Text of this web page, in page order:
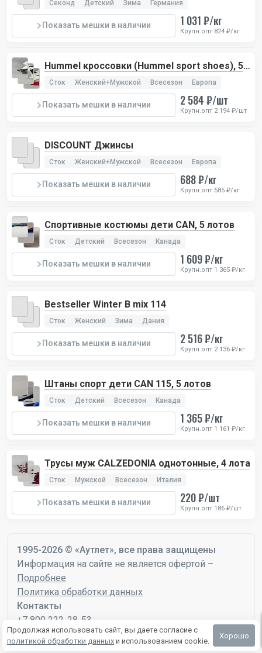
Секонд Детский Зима Германия
Показать мешки в наличии 1 031 ₽/кг
Крупн.опт 824 ₽/кг
Hummel кроссовки (Hummel sport shoes), 5
лотов
Сток Женский+Мужской Всесезон Европа
Показать мешки в наличии 2 584 ₽/шт
Крупн.опт 2 194 ₽/шт
DISCOUNT Джинсы
Сток Женский+Мужской Всесезон Европа
Показать мешки в наличии 688 ₽/кг
Крупн.опт 585 ₽/кг
Спортивные костюмы дети CAN, 5 лотов
Сток Детский Всесезон Канада
Показать мешки в наличии 1 609 ₽/кг
Крупн.опт 1 365 ₽/кг
Bestseller Winter В mix 114
Сток Женский Зима Дания
Показать мешки в наличии 2 516 ₽/кг
Крупн.опт 2 136 ₽/кг
Штаны спорт дети CAN 115, 5 лотов
Сток Детский Всесезон Канада
Показать мешки в наличии 1 365 ₽/кг
Крупн.опт 1 161 ₽/кг
Трусы муж CALZEDONIA однотонные, 4 лота
Сток Мужской Всесезон Италия
Показать мешки в наличии 220 ₽/шт
Крупн.опт 186 ₽/шт
1995-2026 © «Аутлет», все права защищены
Информация на сайте не является офертой –
Подробнее
Политика обработки данных
Контакты
+7 800 222-28-53
mail@autlet.ru
Продолжая использовать сайт, вы даете согласие с
политикой обработки данных и использованием cookie.
Хорошо